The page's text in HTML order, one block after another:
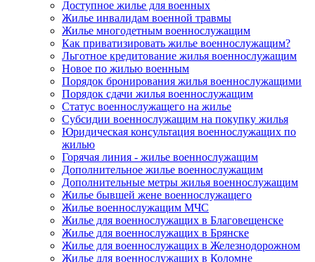
Доступное жилье для военных
Жилье инвалидам военной травмы
Жилье многодетным военнослужащим
Как приватизировать жилье военнослужащим?
Льготное кредитование жилья военнослужащим
Новое по жилью военным
Порядок бронирования жилья военнослужащими
Порядок сдачи жилья военнослужащим
Статус военнослужащего на жилье
Субсидии военнослужащим на покупку жилья
Юридическая консультация военнослужащих по
жилью
Горячая линия - жилье военнослужащим
Дополнительное жилье военнослужащим
Дополнительные метры жилья военнослужащим
Жилье бывшей жене военнослужащего
Жилье военнослужащим МЧС
Жилье для военнослужащих в Благовещенске
Жилье для военнослужащих в Брянске
Жилье для военнослужащих в Железнодорожном
Жилье для военнослужащих в Коломне